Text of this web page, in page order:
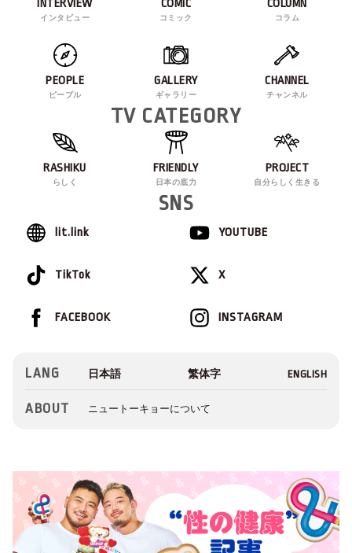
INTERVIEW
インタビュー
COMIC
コミック
COLUMN
コラム
PEOPLE
ピープル
GALLERY
ギャラリー
CHANNEL
チャンネル
TV CATEGORY
RASHIKU
らしく
FRIENDLY
日本の底力
PROJECT
自分らしく生きる
SNS
lit.link YOUTUBE
TikTok X
INSTAGRAM
FACEBOOK
LANG
ABOUT ニュートーキョーについて